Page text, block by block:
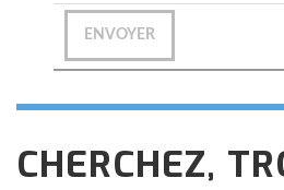
CHERCHEZ,